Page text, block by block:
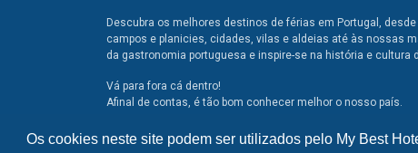
Os cookies neste site podem ser utilizados pelo My Best
Descubra os melhores destinos de férias em Portugal,
campos e planicies, cidades, vilas e aldeias até às nossas
da gastronomia portuguesa e inspire-se na história e cultura
Vá para fora cá dentro!
Afinal de contas, é tão bom conhecer melhor o nosso país.